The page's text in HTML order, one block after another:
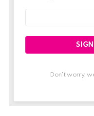
Don't worry,